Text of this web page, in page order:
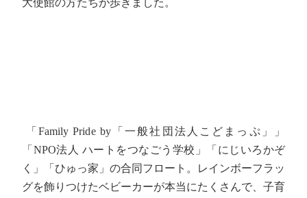
大使館の方たちが歩きました。
「Family Pride by「一般社団法人こどまっぷ」」
「NPO法人 ハートをつなごう学校」「にじいろかぞ
く」「ひゅっ家」の合同フロート。レインボーフラッ
グを飾りつけたベビーカーが本当にたくさんで、子育